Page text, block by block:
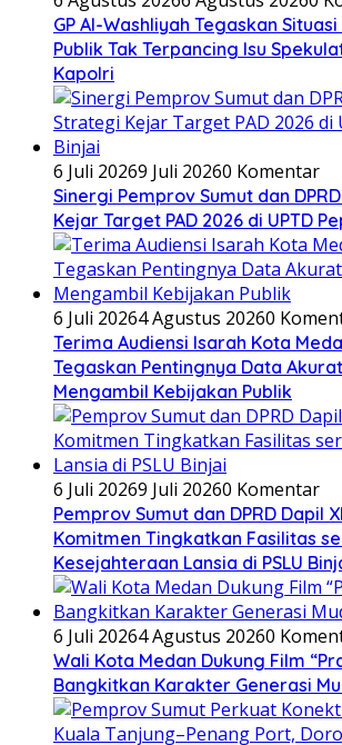
GP Al-Washliyah Tegaskan
Publik Tak Terpancing Isu
Kapolri
6 Juli 20269 Juli 20260 Komentar
Sinergi Pemprov Sumut dan
Kejar Target PAD 2026 di UPTD
6 Juli 20264 Agustus 20260
Terima Audiensi Isarah Kota
Tegaskan Pentingnya Data
Mengambil Kebijakan Publik
6 Juli 20269 Juli 20260 Komentar
Pemprov Sumut dan DPRD Dapil
Komitmen Tingkatkan Fasilitas
Kesejahteraan Lansia di PSLU
6 Juli 20264 Agustus 20260
Wali Kota Medan Dukung Film
Bangkitkan Karakter Generasi